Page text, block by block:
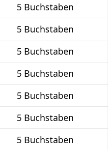
5 Buchstaben
5 Buchstaben
5 Buchstaben
5 Buchstaben
5 Buchstaben
5 Buchstaben
5 Buchstaben